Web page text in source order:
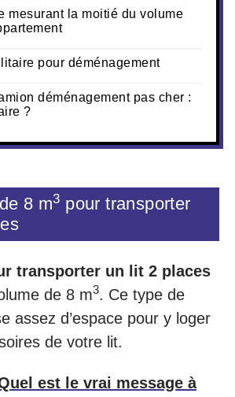
mesurant la moitié du volume
pour déménagement
déménagement pas cher :
?
8 m3 pour transporter
transporter un lit 2 places
de 8 m3. Ce type de
assez d’espace pour y loger
de votre lit.
est le vrai message à